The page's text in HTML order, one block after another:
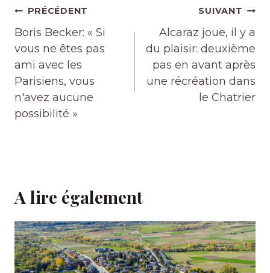
Navigation
de
l’article
PRÉCÉDENT
Boris Becker: « Si
vous ne êtes pas
ami avec les
Parisiens, vous
n'avez aucune
possibilité »
SUIVANT
Alcaraz joue, il y a
du plaisir: deuxième
pas en avant après
une récréation dans
le Chatrier
A lire également